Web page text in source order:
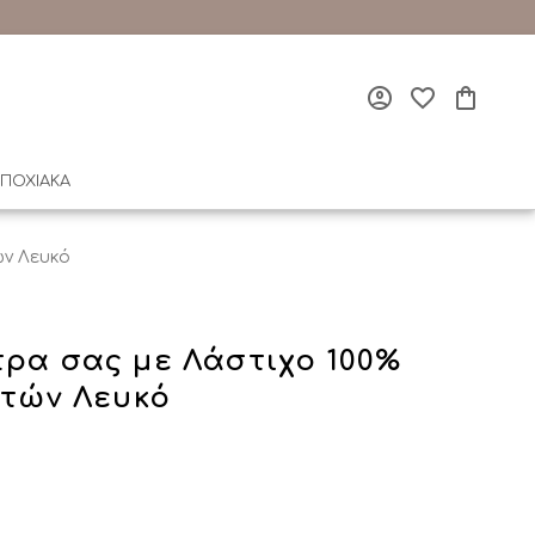
Λευκό
σας με Λάστιχο 100%
Λευκό